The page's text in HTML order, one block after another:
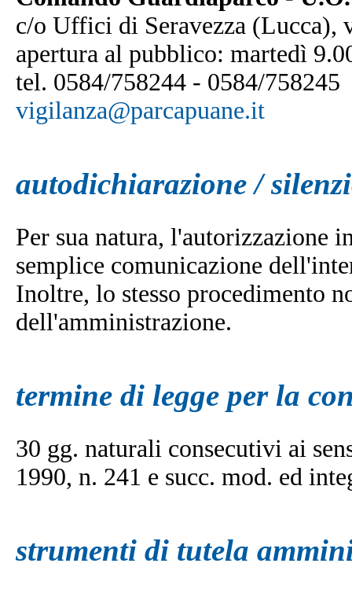
c/o Uffici di Seravezza (Lucca),
apertura al pubblico: martedì
tel. 0584/758244 - 0584/758245
vigilanza@parcapuane.it
autodichiarazione /
Per sua natura, l'autorizzazione
semplice comunicazione
Inoltre, lo stesso procedimento
dell'amministrazione.
termine di legge per la
30 gg. naturali consecutivi ai
1990, n. 241 e succ. mod. ed
strumenti di tutela